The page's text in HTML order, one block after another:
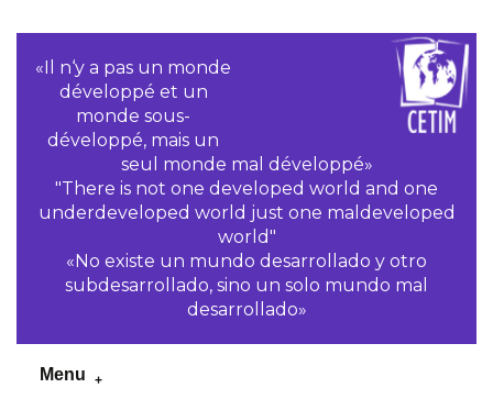
«Il n‘y a pas un monde
développé et un
monde sous-
développé, mais un
seul monde mal développé»
"There is not one developed world and one
underdeveloped world just one maldeveloped
world"
«No existe un mundo desarrollado y otro
subdesarrollado, sino un solo mundo mal
desarrollado»
Menu